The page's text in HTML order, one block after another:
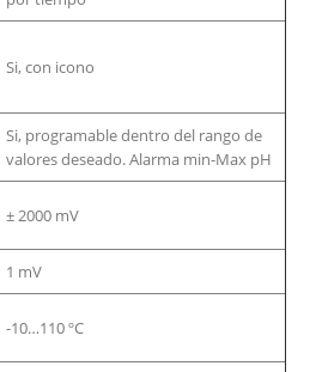
Si, con icono
Si, programable dentro del rango de
valores deseado. Alarma min-Max pH
± 2000 mV
1 mV
-10…110 ºC